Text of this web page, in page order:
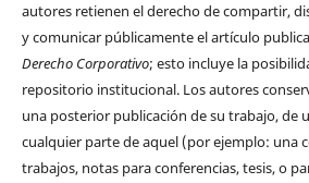
autores retienen el derecho de compartir,
y comunicar públicamente el artículo
Derecho Corporativo; esto incluye la
repositorio institucional. Los autores
una posterior publicación de su trabajo, de
cualquier parte de aquel (por ejemplo: una
trabajos, notas para conferencias, tesis, o